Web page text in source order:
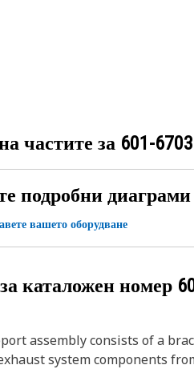
частите за 601-6703
подробни
вашето оборудване
каталожен номер
assembly consists of a
system components